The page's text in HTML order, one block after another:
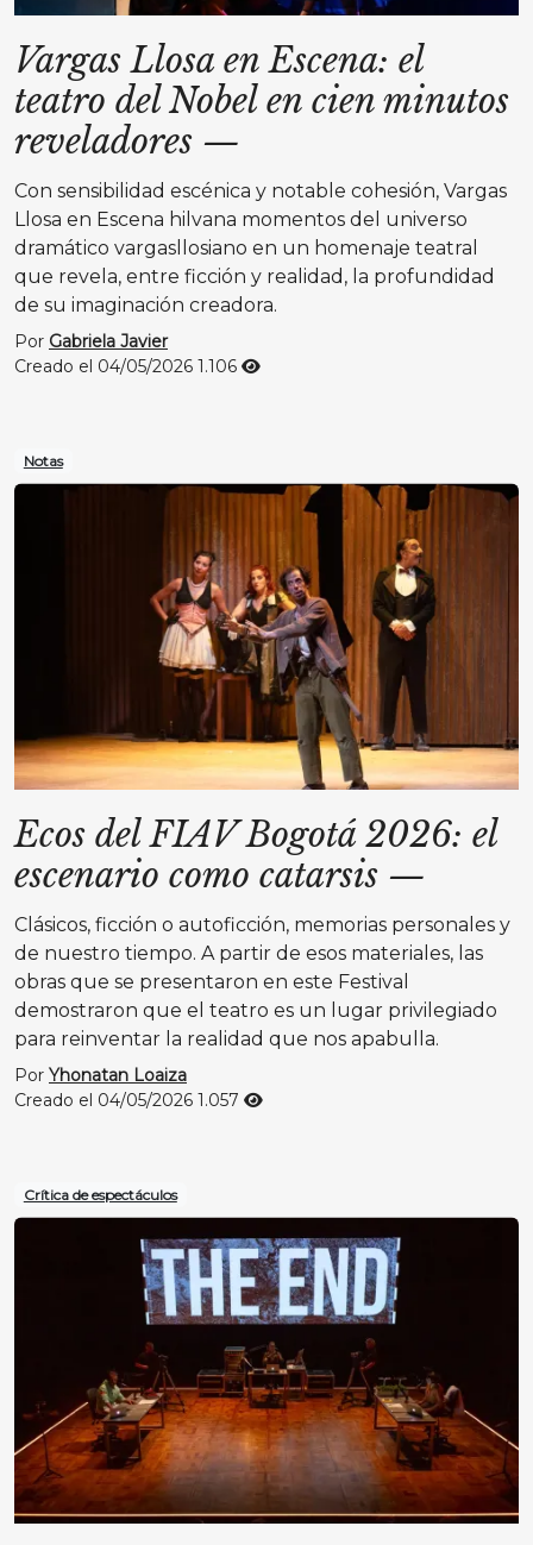
Vargas Llosa en Escena: el
teatro del Nobel en cien minutos
reveladores —
Con sensibilidad escénica y notable cohesión, Vargas
Llosa en Escena hilvana momentos del universo
dramático vargasllosiano en un homenaje teatral
que revela, entre ficción y realidad, la profundidad
de su imaginación creadora.
Por Gabriela Javier
Creado el 04/05/2026 1.106
Notas
Ecos del FIAV Bogotá 2026: el
escenario como catarsis —
Clásicos, ficción o autoficción, memorias personales y
de nuestro tiempo. A partir de esos materiales, las
obras que se presentaron en este Festival
demostraron que el teatro es un lugar privilegiado
para reinventar la realidad que nos apabulla.
Por Yhonatan Loaiza
Creado el 04/05/2026 1.057
Crítica de espectáculos